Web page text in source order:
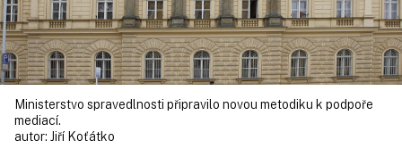
Ministerstvo spravedlnosti připravilo novou metodiku k podpoře
mediací.
autor: Jiří Koťátko